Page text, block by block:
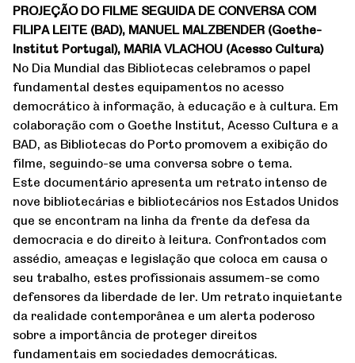
PROJEÇÃO DO FILME SEGUIDA DE CONVERSA COM
FILIPA LEITE (BAD), MANUEL MALZBENDER (Goethe-
Institut Portugal), MARIA VLACHOU (Acesso Cultura)
No Dia Mundial das Bibliotecas celebramos o papel
fundamental destes equipamentos no acesso
democrático à informação, à educação e à cultura. Em
colaboração com o Goethe Institut, Acesso Cultura e a
BAD, as Bibliotecas do Porto promovem a exibição do
filme, seguindo-se uma conversa sobre o tema.
Este documentário apresenta um retrato intenso de
nove bibliotecárias e bibliotecários nos Estados Unidos
que se encontram na linha da frente da defesa da
democracia e do direito à leitura. Confrontados com
assédio, ameaças e legislação que coloca em causa o
seu trabalho, estes profissionais assumem-se como
defensores da liberdade de ler. Um retrato inquietante
da realidade contemporânea e um alerta poderoso
sobre a importância de proteger direitos
fundamentais em sociedades democráticas.